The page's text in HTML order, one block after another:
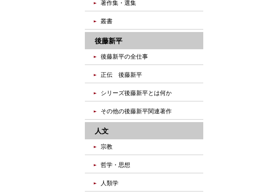
著作集・選集
叢書
後藤新平
後藤新平の全仕事
正伝 後藤新平
シリーズ後藤新平とは何か
その他の後藤新平関連著作
人文
宗教
哲学・思想
人類学